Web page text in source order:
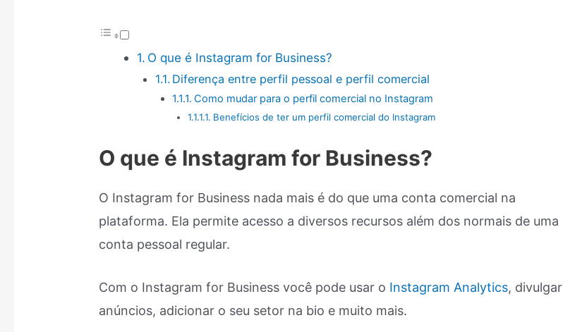
O que é Instagram for Business?
Diferença entre perfil pessoal e perfil comercial
Como mudar para o perfil comercial no Instagram
Benefícios de ter um perfil comercial do Instagram
O que é Instagram for Business?
O Instagram for Business nada mais é do que uma conta comercial na
plataforma. Ela permite acesso a diversos recursos além dos normais de uma
conta pessoal regular.
Com o Instagram for Business você pode usar o Instagram Analytics, divulgar
anúncios, adicionar o seu setor na bio e muito mais.